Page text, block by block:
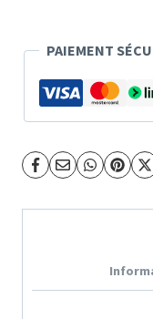
couleur
Zabou
Marion
PAIEMENT